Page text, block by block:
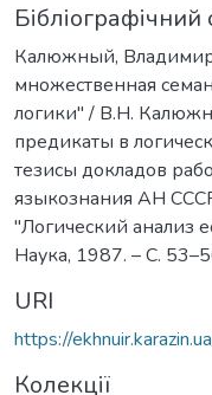
Бібліографічний
Калюжный,
множественная
логики" / В.Н.
предикаты в
тезисы докладов
языкознания АН
"Логический анализ
Наука, 1987. – С.
URI
https://
Колекції